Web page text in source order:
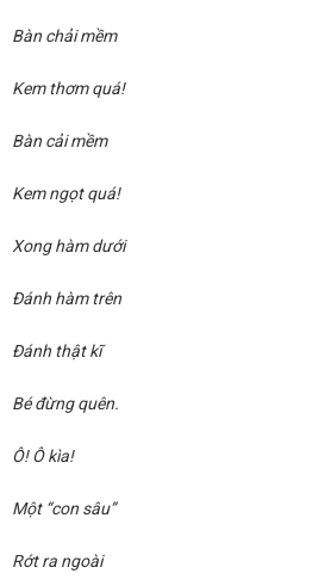
Bàn chải mềm
Kem thơm quá!
Bàn cải mềm
Kem ngọt quá!
Xong hàm dưới
Đánh hàm trên
Đánh thật kĩ
Bé đừng quên.
Ô! Ô kìa!
Một “con sâu”
Rớt ra ngoài